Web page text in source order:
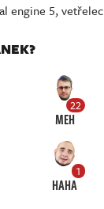
engine 5,vetřelec
22
MEH
1
HAHA